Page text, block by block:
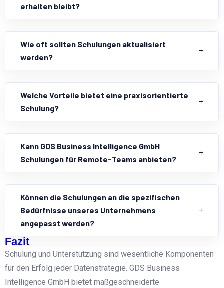
erhalten bleibt?
Wie oft sollten Schulungen aktualisiert
werden?
Welche Vorteile bietet eine praxisorientierte
Schulung?
Kann GDS Business Intelligence GmbH
Schulungen für Remote-Teams anbieten?
Können die Schulungen an die spezifischen
Bedürfnisse unseres Unternehmens
angepasst werden?
Fazit
Schulung und Unterstützung sind wesentliche Komponenten
für den Erfolg jeder Datenstrategie. GDS Business
Intelligence GmbH bietet maßgeschneiderte